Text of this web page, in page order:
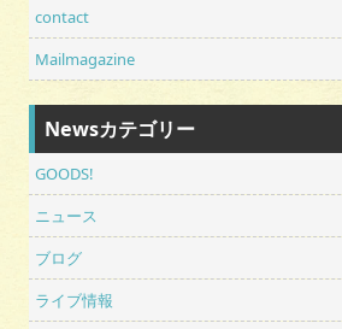
contact
Mailmagazine
Newsカテゴリー
GOODS!
ニュース
ブログ
ライブ情報